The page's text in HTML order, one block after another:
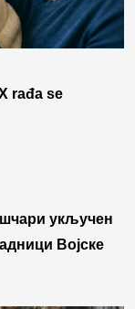
rađa se
укључен
Војске